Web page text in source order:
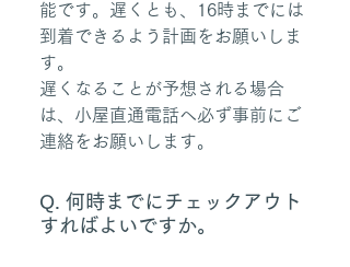
能です。遅くとも、16時までには
到着できるよう計画をお願いしま
す。
遅くなることが予想される場合
は、小屋直通電話へ必ず事前にご
連絡をお願いします。
Q. 何時までにチェックアウト
すればよいですか。